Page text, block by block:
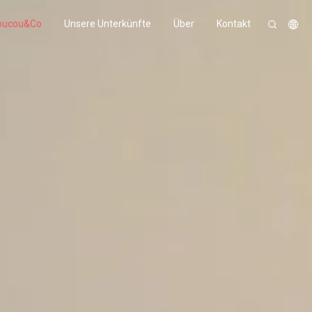
Unsere Unterkünfte Über Kontakt